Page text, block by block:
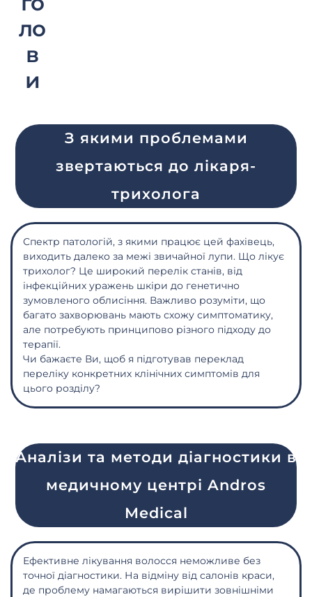
ло
в
и
З якими проблемами
звертаються до лікаря-
трихолога
Спектр патологій, з якими працює цей фахівець,
виходить далеко за межі звичайної лупи. Що лікує
трихолог? Це широкий перелік станів, від
інфекційних уражень шкіри до генетично
зумовленого облисіння. Важливо розуміти, що
багато захворювань мають схожу симптоматику,
але потребують принципово різного підходу до
терапії.
Чи бажаєте Ви, щоб я підготував переклад
переліку конкретних клінічних симптомів для
цього розділу?
Аналізи та методи діагностики в
медичному центрі Andros
Medical
Ефективне лікування волосся неможливе без
точної діагностики. На відміну від салонів краси,
де проблему намагаються вирішити зовнішніми